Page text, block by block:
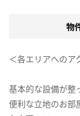
物
＜各エリアへのア
基本的な設備が整
便利な立地のお部